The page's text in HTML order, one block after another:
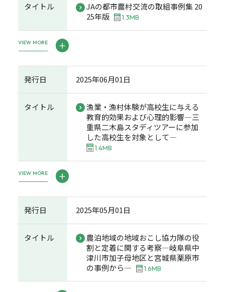
タイトル
JAの都市農村交流の取組事例集 20
25年版
1.3MB
VIEW MORE
発行日 2025年06月01日
タイトル
漁業・漁村体験が高校生に与える
教育的効果および心理的影響―三
重県二木島スタディツアーに参加
した高校生を対象として―
1.4MB
VIEW MORE
発行日 2025年05月01日
タイトル
農泊地域の地域おこし協力隊の役
割と定着に関する考察―岐阜県中
津川市加子母地区と宮城県栗原市
の事例から―
1.6MB